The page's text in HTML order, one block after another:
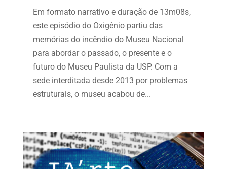
Em formato narrativo e duração de 13m08s,
este episódio do Oxigênio partiu das
memórias do incêndio do Museu Nacional
para abordar o passado, o presente e o
futuro do Museu Paulista da USP. Com a
sede interditada desde 2013 por problemas
estruturais, o museu acabou de...